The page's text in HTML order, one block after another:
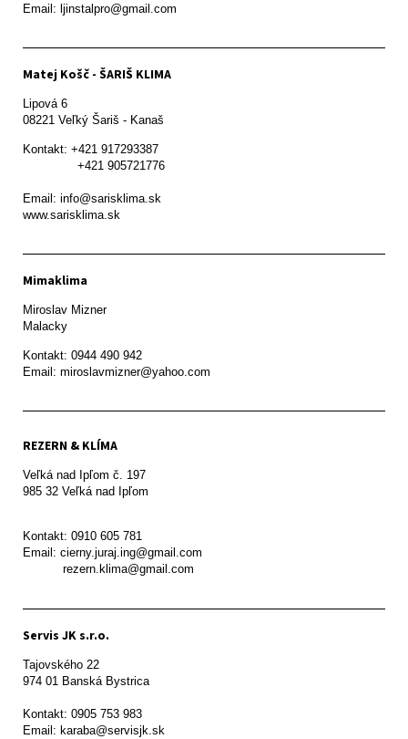
Email: ljinstalpro@gmail.com
Matej Košč - ŠARIŠ KLIMA
Lipová 6
08221 Veľký Šariš - Kanaš
Kontakt: +421 917293387
Email: info@sarisklima.sk
www.sarisklima.sk
Mimaklima
Miroslav Mizner
Malacky
Kontakt: 0944 490 942
REZERN & KLÍMA
Veľká nad Ipľom č. 197
985 32 Veľká nad Ipľom
Kontakt: 0910 605 781
Email: cierny.juraj.ing@gmail.com
           rezern.klima@gmail.com
Servis JK s.r.o.
Tajovského 22
974 01 Banská Bystrica
Kontakt: 0905 753 983
Email: karaba@servisjk.sk